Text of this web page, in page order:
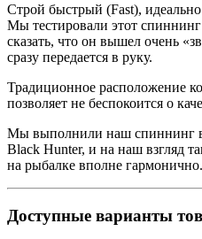
Строй быстрый (Fast),
Мы тестировали этот
сказать, что он вышел очень
сразу передается в руку.
Традиционное расположение
позволяет не беспокоится о
Мы выполнили наш спиннинг
Black Hunter, и на наш взгляд
на рыбалке вполне гармонично.
Доступные варианты